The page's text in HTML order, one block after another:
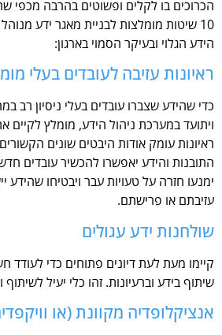
הכרוכים בו לקלים ופשוטים בהרבה מכפי
10 שיטות מומלצות לבניית מאגר ידע
הידע הגלוי ובעיקר הסמוי בארגון:
ראיונות עזיבה לעובדים בעלי
כדי שהידע שצברו עובדים בעלי ניסיון רב
ויתועד במערכת ניהול הידע, מומלץ לקיים
ראיונות עומק אודות היבטים שונים
התובנות והידע יאפשרו להכשיר עובדים
ימנעו חזרה על טעויות עבר ויבטיחו שהידע
עזיבתם או פרישתם.
שולחנות ידע עגולים
קיימו מעת לעת דיונים פתוחים כדי לעודד
שיתוף בידע וברעיונות. זהו כלי יעיל
אנציקלופדיה מקוונת (או